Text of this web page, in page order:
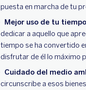
puesta en marcha de tu
Mejor uso de tu tiempo
dedicar a aquello que
tiempo se ha convertido
disfrutar de él lo máximo
Cuidado del medio
circunscribe a esos